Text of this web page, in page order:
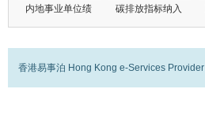
内地事业单位绩 碳排放指标纳入
香港易事泊 Hong Kong e-Services Provider